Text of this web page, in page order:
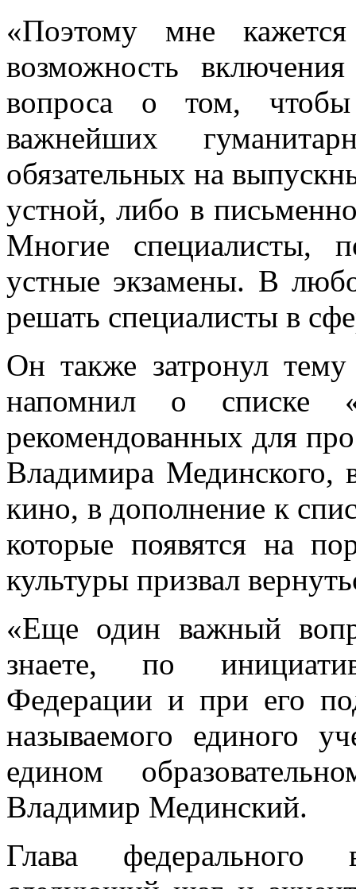
«Поэтому мне
возможность
вопроса о том, чтобы
важнейших
обязательных на
устной, либо в
Многие специалисты,
устные экзамены. В
решать специалисты в
Он также затронул
напомнил о списке
рекомендованных для
Владимира Мединского,
кино, в дополнение к
которые появятся на
культуры призвал
«Еще один важный
знаете, по
Федерации и при его
называемого единого
едином
Владимир Мединский.
Глава федерального